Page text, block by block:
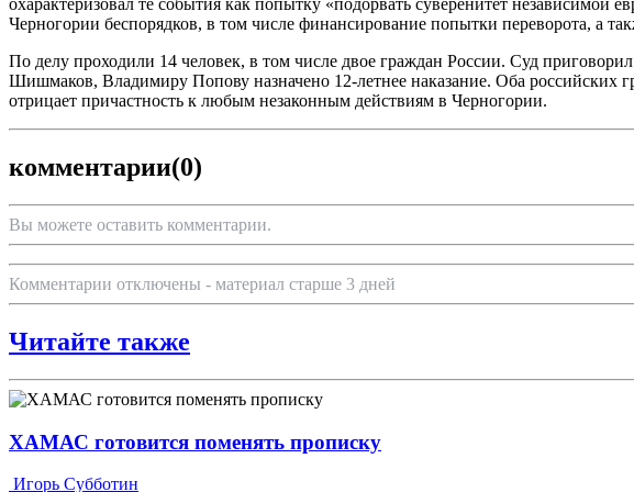
охарактеризовал те события как попытку «подорвать суверенитет
Черногории беспорядков, в том числе финансирование попытки переворота, а
По делу проходили 14 человек, в том числе двое граждан России. Суд
Шишмаков, Владимиру Попову назначено 12-летнее наказание. Оба российских
отрицает причастность к любым незаконным действиям в Черногории.
комментарии(0)
Вы можете оставить комментарии.
Комментарии отключены - материал старше 3 дней
Читайте также
ХАМАС готовится поменять прописку
Игорь Субботин